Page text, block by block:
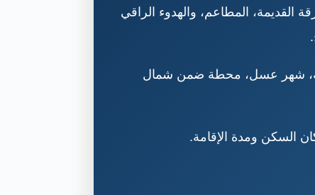
القديمة، المطاعم، والهدوء الراقي
شهر عسل، محطة ضمن شمال
السكن ومدة الإقامة.